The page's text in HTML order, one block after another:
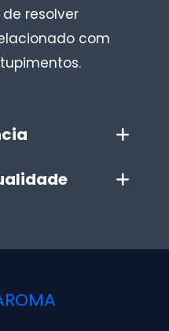
resolver
com